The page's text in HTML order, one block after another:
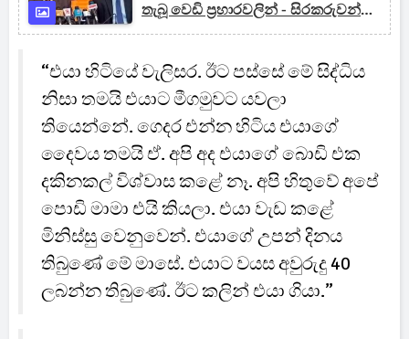
තැබූ වෙඩි ප්‍රහාරවලින් - සිරකරුවන්ට
වෙඩි තැබීම අශිෂ්ඨයි, මිලේච්ඡයි,
“එයා හිටියේ වැලිසර. ඊට පස්සේ මේ සිද්ධිය
නිසා තමයි එයාට මීගමුවට යවලා
තියෙන්නේ. ගෙදර එන්න හිටිය එයාගේ
දෛවය තමයි ඒ. අපි අද එයාගේ බොඩි එක
දකිනකල් විශ්වාස කළේ නෑ. අපි හිතුවේ අපේ
පොඩි මාමා එයි කියලා. එයා වැඩ කළේ
මිනිස්සු වෙනුවෙන්. එයාගේ උපන් දිනය
තිබුණේ මේ මාසේ. එයාට වයස අවුරුදු 40
ලබන්න තිබුණේ. ඊට කලින් එයා ගියා.”